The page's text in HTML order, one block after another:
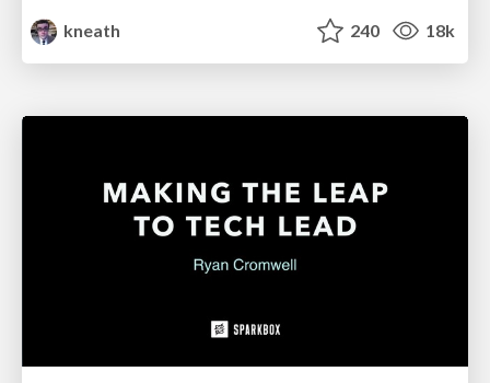
kneath
240 18k